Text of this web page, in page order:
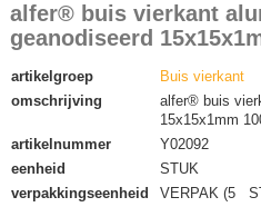
alfer® buis vierkant
geanodiseerd
artikelgroep
Buis vierkant
omschrijving
alfer® buis
15x15x1mm
artikelnummer
Y02092
eenheid
STUK
verpakkingseenheid
VERPAK (5